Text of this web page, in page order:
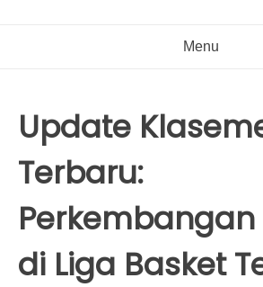
Menu
Update
Terbaru:
Perkembangan
di Liga Basket